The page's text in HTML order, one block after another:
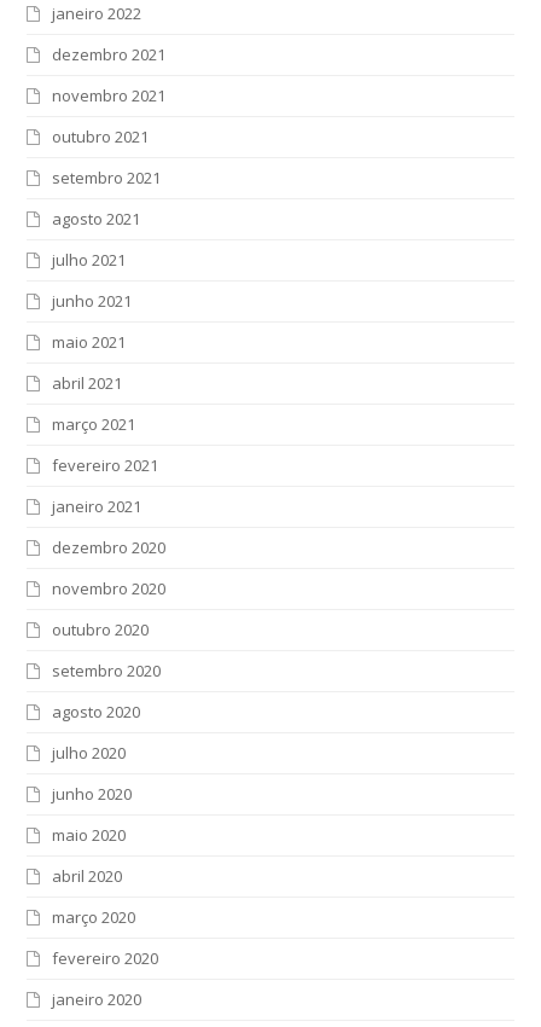
janeiro 2022
dezembro 2021
novembro 2021
outubro 2021
setembro 2021
agosto 2021
julho 2021
junho 2021
maio 2021
abril 2021
março 2021
fevereiro 2021
janeiro 2021
dezembro 2020
novembro 2020
outubro 2020
setembro 2020
agosto 2020
julho 2020
junho 2020
maio 2020
abril 2020
março 2020
fevereiro 2020
janeiro 2020